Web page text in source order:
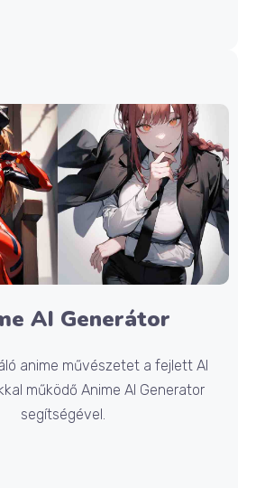
AI Generátor
anime művészetet a fejlett AI
működő Anime AI Generator
segítségével.